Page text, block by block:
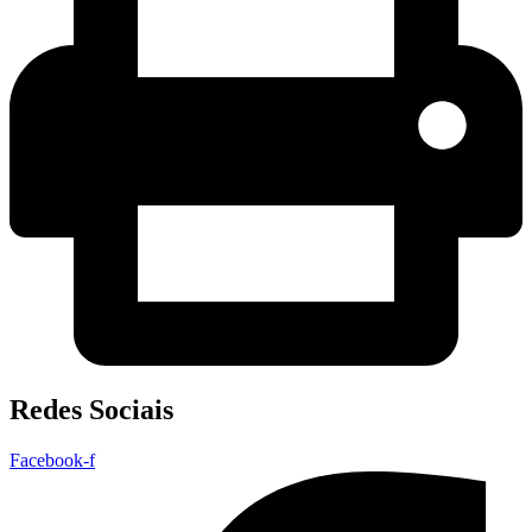
Redes Sociais
Facebook-f